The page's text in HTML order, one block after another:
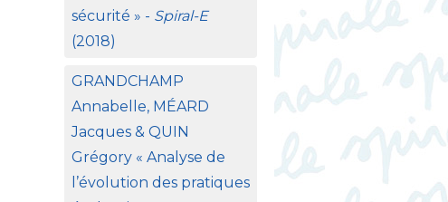
sécurité » - Spiral-E
(2018)
GRANDCHAMP
Annabelle, MÉARD
Jacques &QUIN
Grégory « Analyse de
l’évolution des pratiques